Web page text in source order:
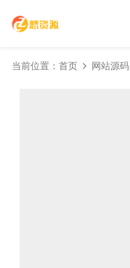
当前位置： 首页 网站源码